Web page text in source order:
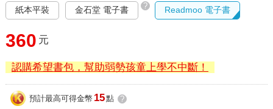
紙本平裝 金石堂 電子書 ? Readmoo 電子書
360 元
認購希望書包，幫助弱勢孩童上學不中斷！
預計最高可得金幣 15點 ?